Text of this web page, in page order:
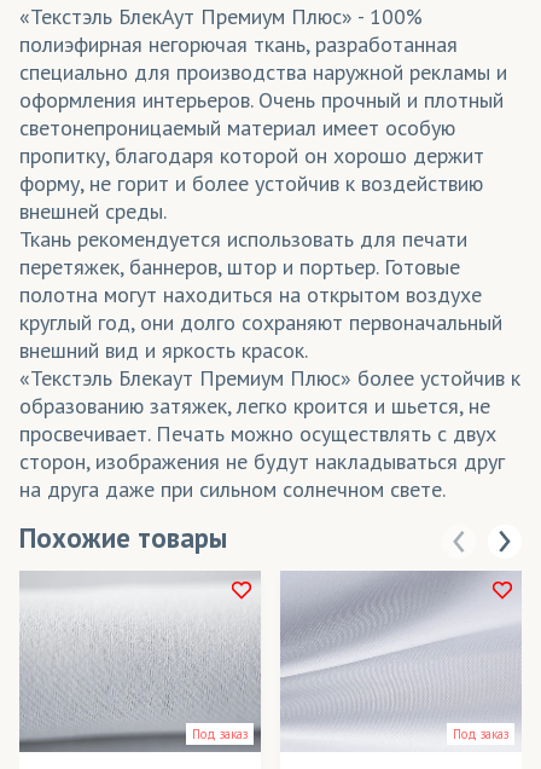
«Текстэль БлекАут Премиум Плюс» - 100%
полиэфирная негорючая ткань, разработанная
специально для производства наружной рекламы и
оформления интерьеров. Очень прочный и плотный
светонепроницаемый материал имеет особую
пропитку, благодаря которой он хорошо держит
форму, не горит и более устойчив к воздействию
внешней среды.
Ткань рекомендуется использовать для печати
перетяжек, баннеров, штор и портьер. Готовые
полотна могут находиться на открытом воздухе
круглый год, они долго сохраняют первоначальный
внешний вид и яркость красок.
«Текстэль Блекаут Премиум Плюс» более устойчив к
образованию затяжек, легко кроится и шьется, не
просвечивает. Печать можно осуществлять с двух
сторон, изображения не будут накладываться друг
на друга даже при сильном солнечном свете.
Похожие товары
Под заказ Под заказ